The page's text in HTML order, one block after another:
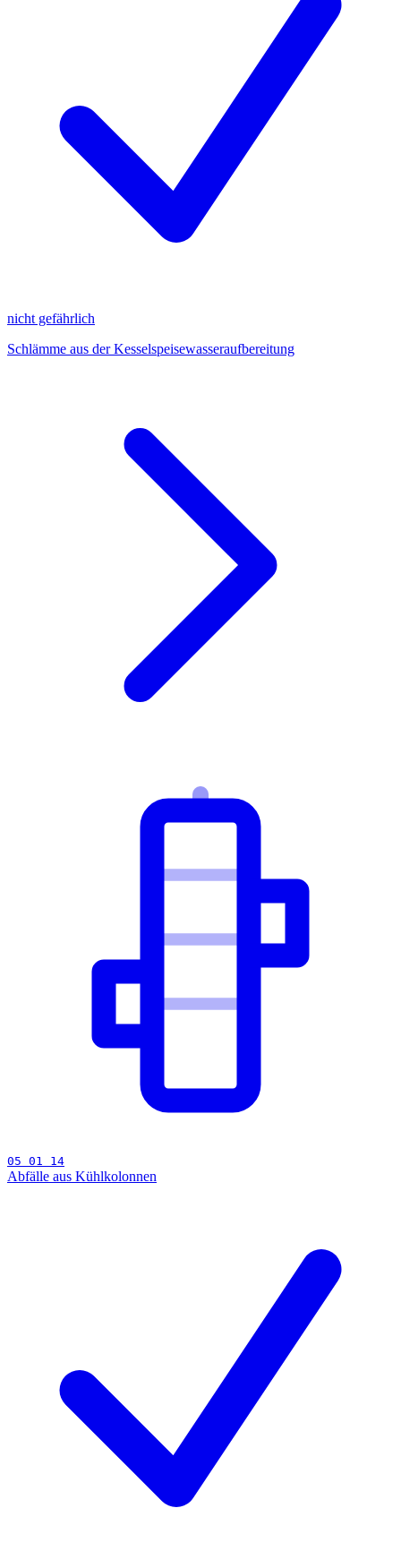
nicht gefährlich
Schlämme aus der Kesselspeisewasseraufbereitung
05 01 14
Abfälle aus Kühlkolonnen